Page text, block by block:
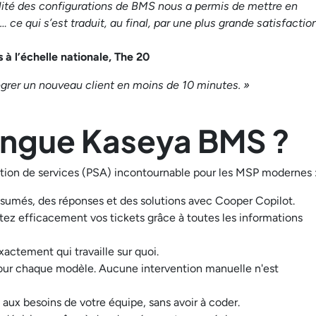
des configurations de BMS nous a permis de mettre en
ce qui s’est traduit, au final, par une plus grande
l’échelle nationale, The 20
un nouveau client en moins de 10 minutes. »
Kaseya BMS ?
de services (PSA) incontournable pour les MSP modernes
des réponses et des solutions avec Cooper Copilot.
efficacement vos tickets grâce à toutes les informations
qui travaille sur quoi.
chaque modèle. Aucune intervention manuelle n'est
besoins de votre équipe, sans avoir à coder.